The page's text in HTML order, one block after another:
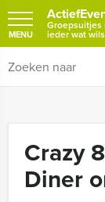
Groepsuitjes
ieder wat
MENU
Crazy
Diner